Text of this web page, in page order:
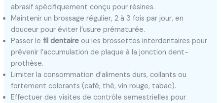
abrasif spécifiquement conçu pour résines.
Maintenir un brossage régulier, 2 à 3 fois par jour, en
douceur pour éviter l’usure prématurée.
Passer lefil dentaire ou les brossettes interdentaires pour
prévenir l’accumulation de plaque à la jonction dent-
prothèse.
Limiter la consommation d’aliments durs, collants ou
fortement colorants (café, thé, vin rouge, tabac).
Effectuer des visites de contrôle semestrielles pour